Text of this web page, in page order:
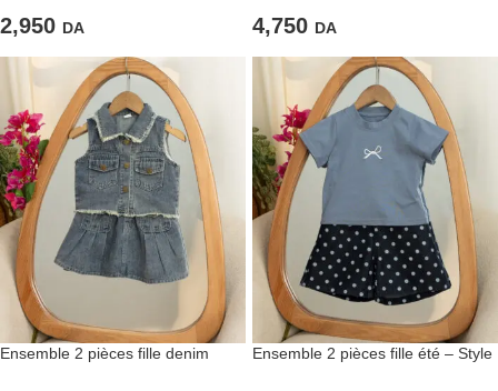
2,950 DA 4,750 DA
Ensemble 2 pièces fille denim
Ensemble 2 pièces fille été – Style